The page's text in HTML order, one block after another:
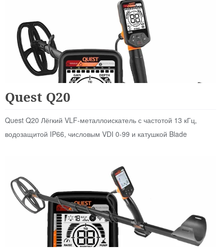
Quest Q20
Quest Q20 Лёгкий VLF-металлоискатель с частотой 13 кГц,
водозащитой IP66, числовым VDI 0-99 и катушкой Blade